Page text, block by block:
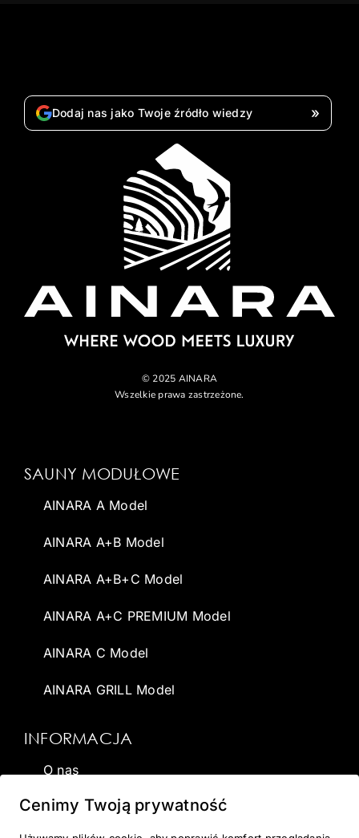
Dodaj nas jako Twoje źródło wiedzy »
© 2025 AINARA
Wszelkie prawa zastrzeżone.
SAUNY MODUŁOWE
AINARA A Model
AINARA A+B Model
AINARA A+B+C Model
AINARA A+C PREMIUM Model
AINARA C Model
AINARA GRILL Model
INFORMACJA
O nas
Wirtualna sauna
Cenimy Twoją prywatność